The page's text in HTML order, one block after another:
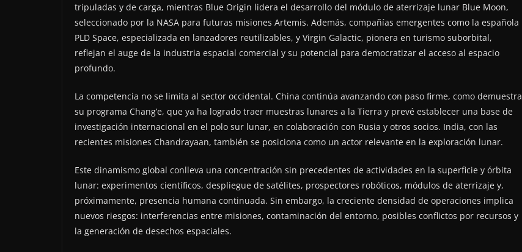
tripuladas y de carga, mientras Blue Origin lidera el desarrollo del módulo de aterrizaje lunar Blue Moon,
seleccionado por la NASA para futuras misiones Artemis. Además, compañías emergentes como la española
PLD Space, especializada en lanzadores reutilizables, y Virgin Galactic, pionera en turismo suborbital,
reflejan el auge de la industria espacial comercial y su potencial para democratizar el acceso al espacio
profundo.
La competencia no se limita al sector occidental. China continúa avanzando con paso firme, como demuestra
su programa Chang’e, que ya ha logrado traer muestras lunares a la Tierra y prevé establecer una base de
investigación internacional en el polo sur lunar, en colaboración con Rusia y otros socios. India, con las
recientes misiones Chandrayaan, también se posiciona como un actor relevante en la exploración lunar.
Este dinamismo global conlleva una concentración sin precedentes de actividades en la superficie y órbita
lunar: experimentos científicos, despliegue de satélites, prospectores robóticos, módulos de aterrizaje y,
próximamente, presencia humana continuada. Sin embargo, la creciente densidad de operaciones implica
nuevos riesgos: interferencias entre misiones, contaminación del entorno, posibles conflictos por recursos y
la generación de desechos espaciales.